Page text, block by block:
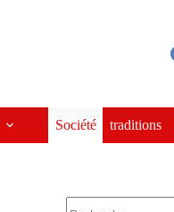
Société traditions